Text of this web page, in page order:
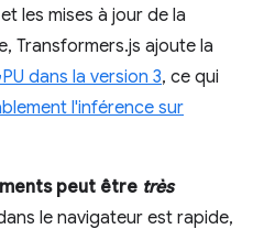
les mises à jour de la
Transformers.js ajoute la
dans la version 3, ce qui
l'inférence sur
peut être très
le navigateur est rapide,